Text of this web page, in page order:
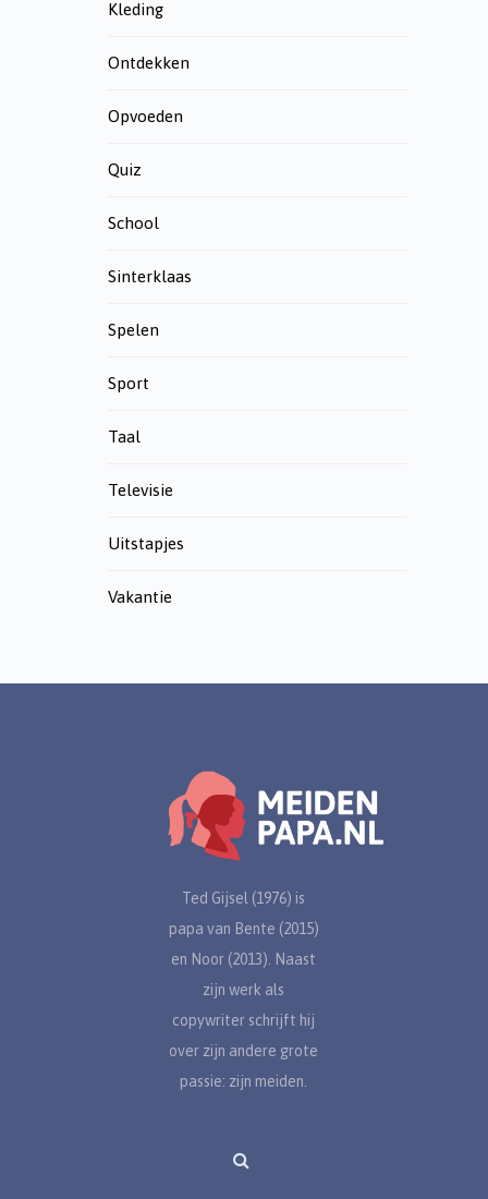
Kleding
Ontdekken
Opvoeden
Quiz
School
Sinterklaas
Spelen
Sport
Taal
Televisie
Uitstapjes
Vakantie
Ted Gijsel (1976) is
papa van Bente (2015)
en Noor (2013). Naast
zijn werk als
copywriter schrijft hij
over zijn andere grote
passie: zijn meiden.